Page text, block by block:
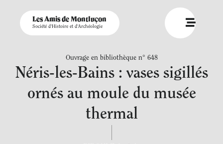
Les Amis de Montluçon
Société d'Histoire et d'Archéologie
Ouvrage en bibliothèque n° 648
Néris-les-Bains : vases sigillés
ornés au moule du musée
thermal